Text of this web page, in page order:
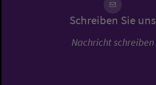
Schreiben Sie uns
Nachricht schreiben